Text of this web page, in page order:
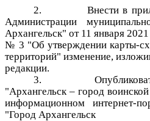
2.
Внести в
Администрации
Архангельск" от 11 января
№ 3 "Об утверждении карты-
территорий" изменение,
редакции.
3.
"Архангельск – город
информационном интернет-
"Город Архангельск